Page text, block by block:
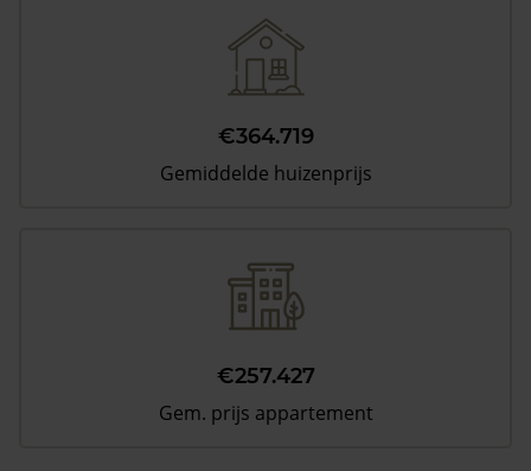
€364.719
Gemiddelde huizenprijs
€257.427
Gem. prijs appartement